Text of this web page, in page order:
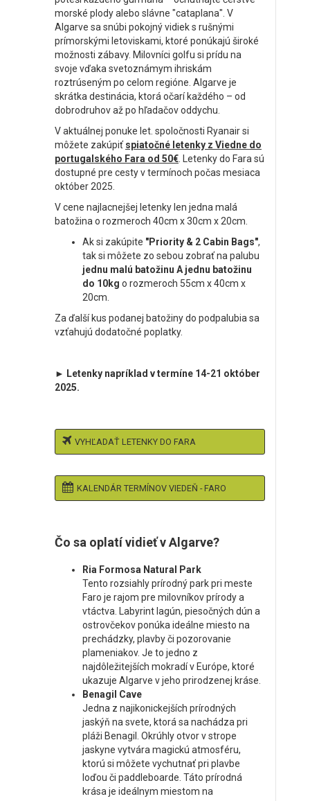
morské plody alebo slávne "cataplana". V
Algarve sa snúbi pokojný vidiek s rušnými
prímorskými letoviskami, ktoré ponúkajú široké
možnosti zábavy. Milovníci golfu si prídu na
svoje vďaka svetoznámym ihriskám
roztrúseným po celom regióne. Algarve je
skrátka destinácia, ktorá očarí každého – od
dobrodruhov až po hľadačov oddychu.
V aktuálnej ponuke let. spoločnosti Ryanair si
môžete zakúpiť spiatočné letenky z Viedne do
portugalského Fara od 50€. Letenky do Fara sú
dostupné pre cesty v termínoch počas mesiaca
október 2025.
V cene najlacnejšej letenky len jedna malá
batožina o rozmeroch 40cm x 30cm x 20cm.
Ak si zakúpite "Priority & 2 Cabin Bags",
tak si môžete zo sebou zobrať na palubu
jednu malú batožinu A jednu batožinu
do 10kg o rozmeroch 55cm x 40cm x
20cm.
Za ďalší kus podanej batožiny do podpalubia sa
vzťahujú dodatočné poplatky.
► Letenky napríklad v termíne 14-21 október
2025.
VYHĽADAŤ LETENKY DO FARA
KALENDÁR TERMÍNOV VIEDEŇ - FARO
Čo sa oplatí vidieť v Algarve?
Ria Formosa Natural Park
Tento rozsiahly prírodný park pri meste
Faro je rajom pre milovníkov prírody a
vtáctva. Labyrint lagún, piesočných dún a
ostrovčekov ponúka ideálne miesto na
prechádzky, plavby či pozorovanie
plameniakov. Je to jedno z
najdôležitejších mokradí v Európe, ktoré
ukazuje Algarve v jeho prirodzenej kráse.
Benagil Cave
Jedna z najikonickejších prírodných
jaskýň na svete, ktorá sa nachádza pri
pláži Benagil. Okrúhly otvor v strope
jaskyne vytvára magickú atmosféru,
ktorú si môžete vychutnať pri plavbe
loďou či paddleboarde. Táto prírodná
krása je ideálnym miestom na